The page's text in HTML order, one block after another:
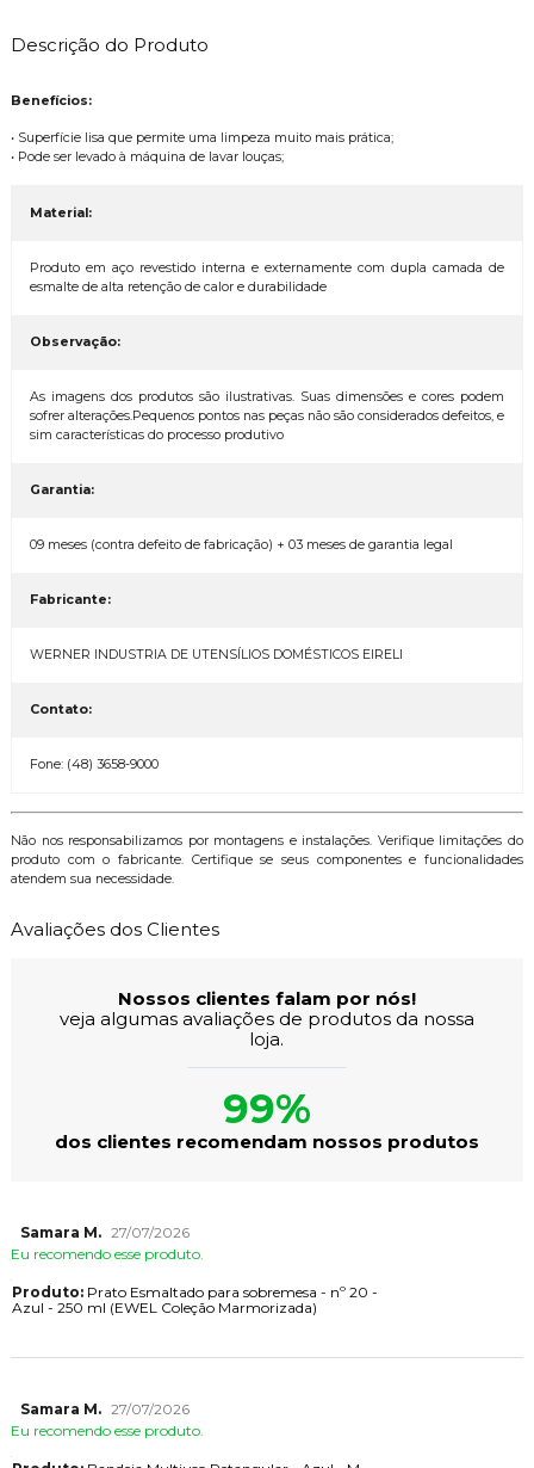
Descrição do Produto
Benefícios:
• Superfície lisa que permite uma limpeza muito mais prática;
• Pode ser levado à máquina de lavar louças;
Material:
Produto em aço revestido interna e externamente com dupla camada de
esmalte de alta retenção de calor e durabilidade
Observação:
As imagens dos produtos são ilustrativas. Suas dimensões e cores podem
sofrer alterações.Pequenos pontos nas peças não são considerados defeitos, e
sim características do processo produtivo
Garantia:
09 meses (contra defeito de fabricação) + 03 meses de garantia legal
Fabricante:
WERNER INDUSTRIA DE UTENSÍLIOS DOMÉSTICOS EIRELI
Contato:
Fone: (48) 3658-9000
Não nos responsabilizamos por montagens e instalações. Verifique limitações do
produto com o fabricante. Certifique se seus componentes e funcionalidades
atendem sua necessidade.
Avaliações dos Clientes
Nossos clientes falam por nós!
veja algumas avaliações de produtos da nossa
loja.
99%
dos clientes recomendam nossos produtos
Samara M. 27/07/2026
Eu recomendo esse produto.
Produto:Prato Esmaltado para sobremesa - nº 20 -
Azul - 250 ml (EWEL Coleção Marmorizada)
Samara M. 27/07/2026
Eu recomendo esse produto.